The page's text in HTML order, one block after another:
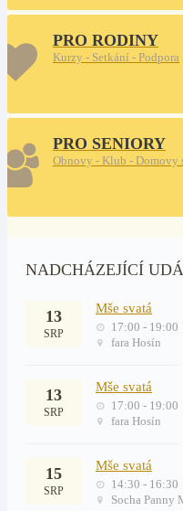
PRO RODINY
Kurzy - Setkání - Podpora
PRO SENIORY
Obnovy - Klub - Domovy
NADCHÁZEJÍCÍ
13
SRP
Mše svatá
17:00 - 19:00
fara Hosín
13
SRP
Mše svatá
17:00 - 19:00
fara Hosín
15
SRP
Mše svatá
14:30 - 16:30
Socha Panny